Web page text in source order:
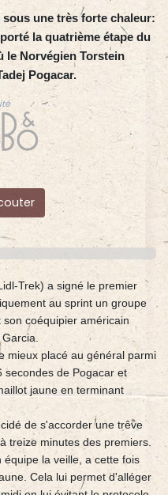
une très forte chaleur:
la quatrième étape du
le Norvégien Torstein
Pogacar.
Trek) a signé le premier
au sprint un groupe
coéquipier américain
mieux placé au général parmi
secondes de Pogacar et
jaune en terminant
de s'accorder une trêve
treize minutes des premiers.
la veille, a cette fois
Cela lui permet d'alléger